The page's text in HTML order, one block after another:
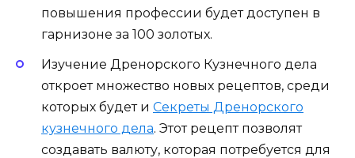
повышения профессии будет доступен в
гарнизоне за 100 золотых.
Изучение Дренорского Кузнечного дела
откроет множество новых рецептов, среди
которых будет и Секреты Дренорского
кузнечного дела. Этот рецепт позволят
создавать валюту, которая потребуется для